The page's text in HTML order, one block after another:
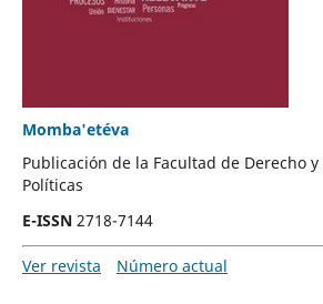
Momba'etéva
Publicación de la Facultad de Derecho y
Políticas
E-ISSN 2718-7144
Ver revista Número actual